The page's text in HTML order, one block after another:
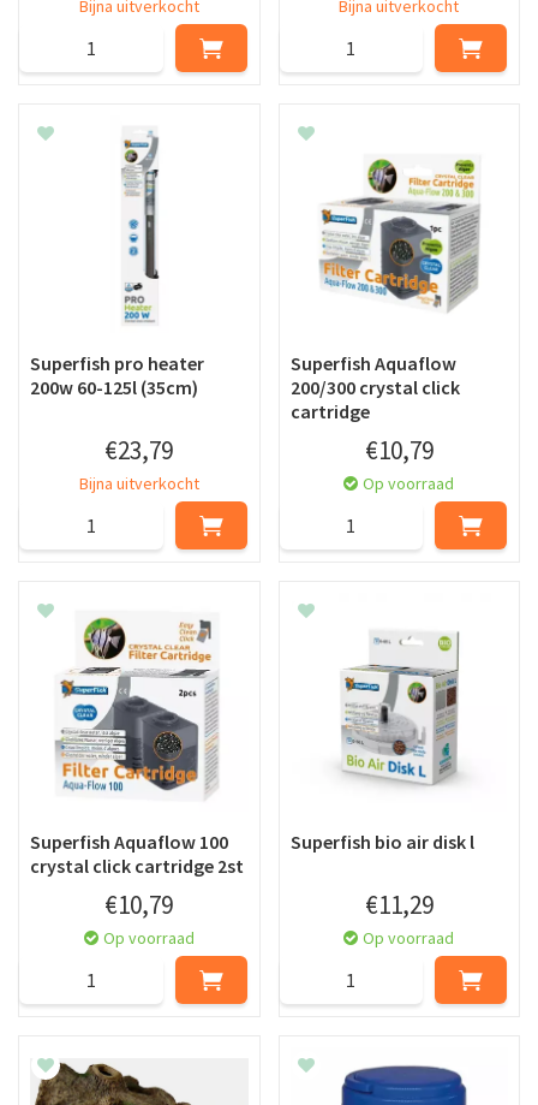
Bijna uitverkocht Bijna uitverkocht
Superfish pro heater
200w 60-125l (35cm)
€23,79
Bijna uitverkocht
Superfish Aquaflow
200/300 crystal click
cartridge
€10,79
Op voorraad
Superfish Aquaflow 100
crystal click cartridge 2st
€10,79
Op voorraad
Superfish bio air disk l
€11,29
Op voorraad